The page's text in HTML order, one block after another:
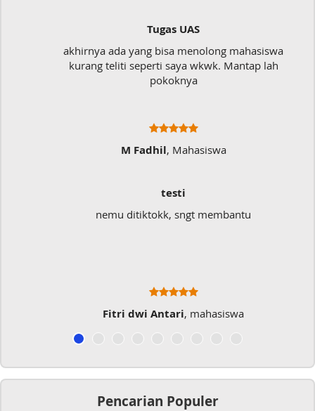
menolong mahasiswa
saya wkwk. Mantap lah
Mudah sekali, tinggal
Sangat membantu buat
Pencarian Populer